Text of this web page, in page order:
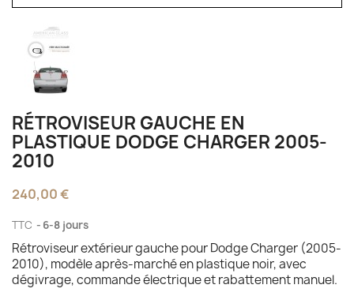
RÉTROVISEUR GAUCHE EN
PLASTIQUE DODGE CHARGER 2005-
2010
240,00 €
TTC 6-8 jours
Rétroviseur extérieur gauche pour Dodge Charger (2005-
2010), modèle après-marché en plastique noir, avec
dégivrage, commande électrique et rabattement manuel.